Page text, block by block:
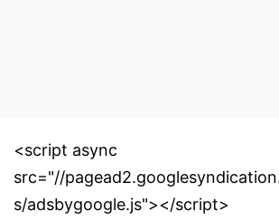
<script async
src="//
s/adsbygoogle.js"></script>